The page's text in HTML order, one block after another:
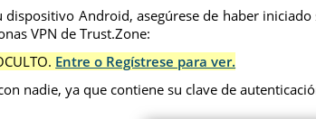
Android, asegúrese de haber
VPN de Trust.Zone:
Entre o Regístrese para ver.
nadie, ya que contiene su clave de